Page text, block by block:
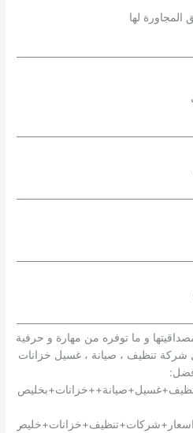
لها
و ما توفره من مهارة و حرفية
شركة تنظيف ، صيانة ، غسيل خزانات